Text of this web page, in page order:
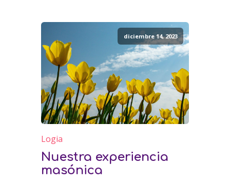
diciembre 14, 2023
Logia
Nuestra experiencia
masónica